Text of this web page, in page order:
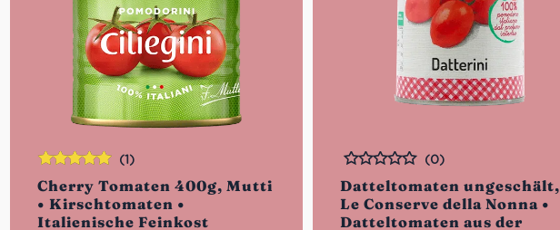
Cherry Tomaten 400g, Mutti
• Kirschtomaten •
Italienische Feinkost
(1)
Bewertet
mit5.00von
5
Datteltomaten ungeschält,
Le Conserve della Nonna •
Datteltomaten aus der
Bewertet
(0)